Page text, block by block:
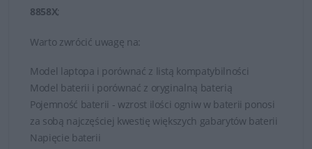
8858X;
Warto zwrócić uwagę na:
Model laptopa i porównać z listą kompatybilności
Model baterii i porównać z oryginalną baterią
Pojemność baterii - wzrost ilości ogniw w baterii ponosi
za sobą najczęściej kwestię większych gabarytów baterii
Napięcie baterii